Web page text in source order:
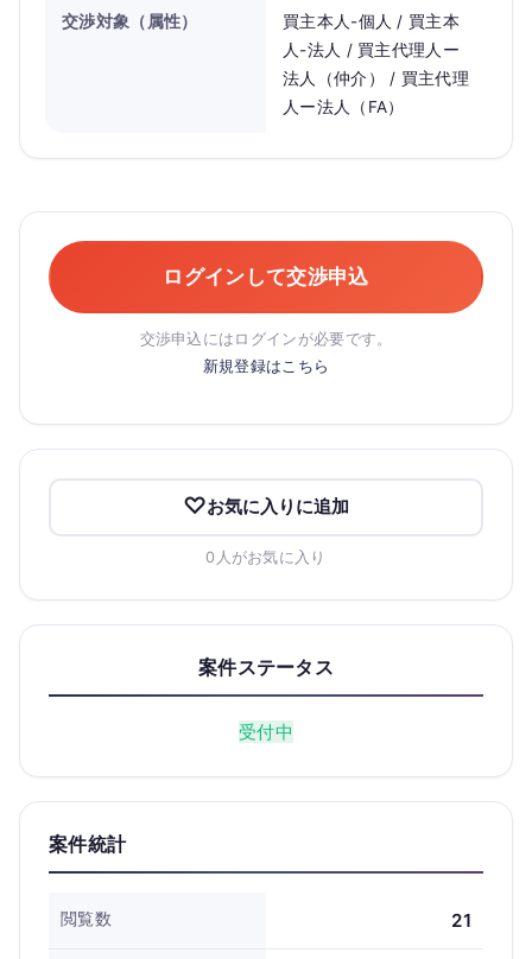
交渉対象（属性）
買主本人-個人 / 買主本
人-法人 / 買主代理人ー
法人（仲介） / 買主代理
人ー法人（FA）
ログインして交渉申込
交渉申込にはログインが必要です。
新規登録はこちら
お気に入りに追加
0人がお気に入り
案件ステータス
受付中
案件統計
閲覧数 21